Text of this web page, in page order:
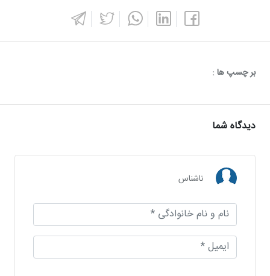
بر چسپ ها :
دیدگاه شما
ناشناس